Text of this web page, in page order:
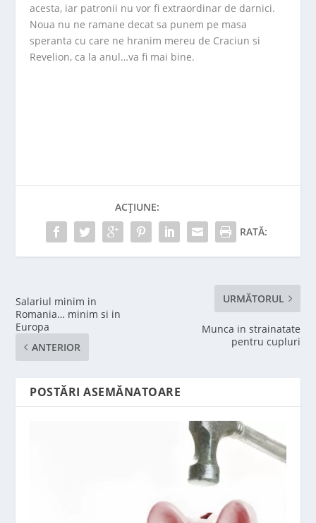
acesta, iar patronii nu vor fi extraordinar de darnici.
Noua nu ne ramane decat sa punem pe masa
speranta cu care ne hranim mereu de Craciun si
Revelion, ca la anul…va fi mai bine.
ACȚIUNE:
RATĂ:
Salariul minim in
Romania… minim si in
Europa
ANTERIOR
URMĂTORUL
Munca in strainatate
pentru cupluri
POSTĂRI ASEMĂNATOARE